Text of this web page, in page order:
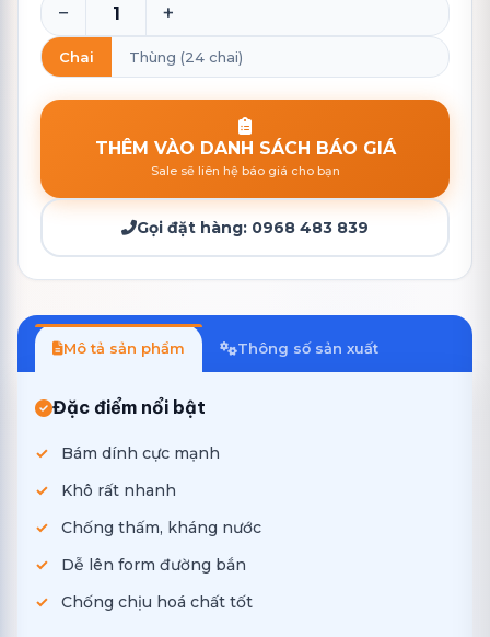
− +
Chai Thùng (24 chai)
THÊM VÀO DANH SÁCH BÁO GIÁ
Sale sẽ liên hệ báo giá cho bạn
Gọi đặt hàng: 0968 483 839
Mô tả sản phẩm Thông số sản xuất
Đặc điểm nổi bật
Bám dính cực mạnh
Khô rất nhanh
Chống thấm, kháng nước
Dễ lên form đường bắn
Chống chịu hoá chất tốt